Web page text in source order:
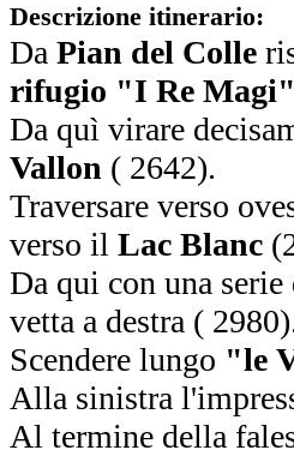
Descrizione itinerario:
Da Pian del Colle
rifugio "I Re Magi"
Da quì virare
Vallon ( 2642).
Traversare verso
verso il Lac Blanc
Da qui con una
vetta a destra (
Scendere lungo "le
Alla sinistra
Al termine della